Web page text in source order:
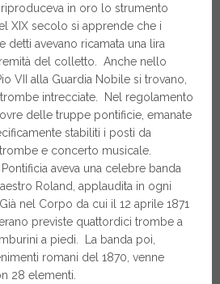
in oro lo strumento
XIX secolo si apprende che i
detti avevano ricamata una lira
del colletto. Anche nello
VII alla Guardia Nobile si trovano,
intrecciate. Nel regolamento
delle truppe pontificie, emanate
stabiliti i posti da
e concerto musicale.
aveva una celebre banda
Roland, applaudita in ogni
nel Corpo da cui il 12 aprile 1871
previste quattordici trombe a
a piedi. La banda poi,
romani del 1870, venne
28 elementi.